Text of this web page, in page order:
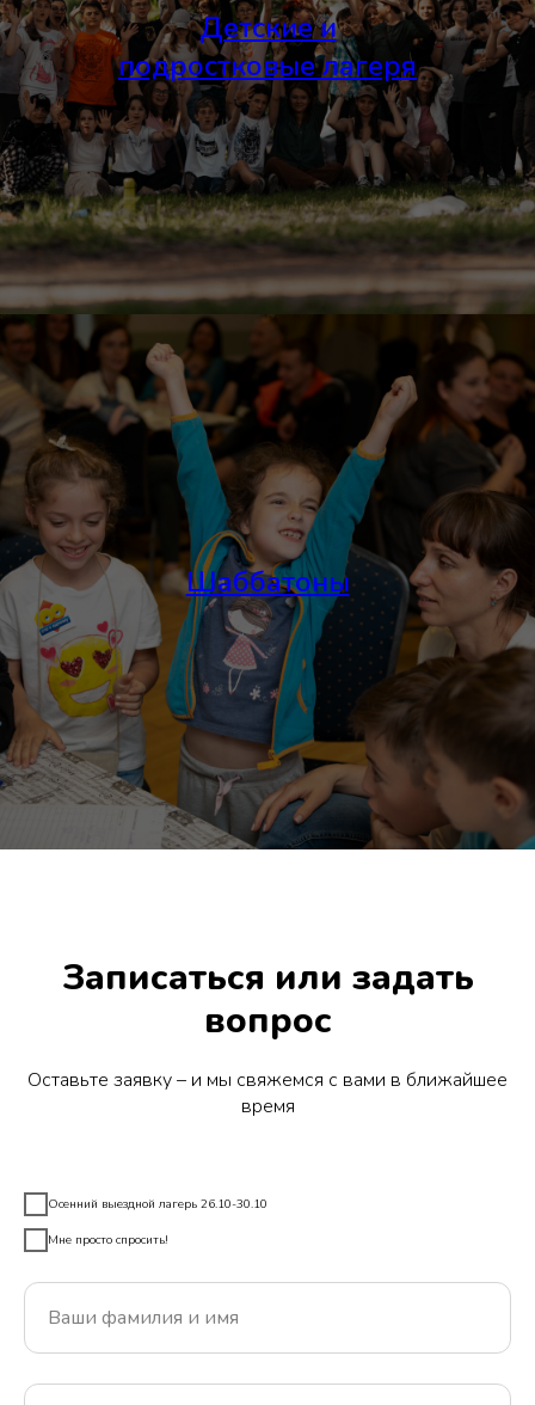
Детские и
подростковые лагеря
Шаббатоны
Записаться или задать
вопрос
Оставьте заявку – и мы свяжемся с вами в ближайшее
время
Осенний выездной лагерь 26.10-30.10
Мне просто спросить!
Ваши фамилия и имя